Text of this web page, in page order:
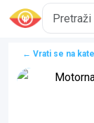
← Vrati se na